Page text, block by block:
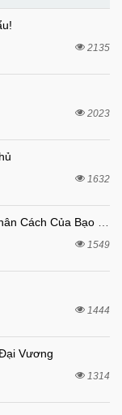
2135
2023
1632
1549
1444
Vương
1314